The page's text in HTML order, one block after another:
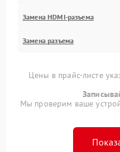
Замена HDMI-разъема
Замена разъема
Цены в прайс-листе
Мы проверим ваше